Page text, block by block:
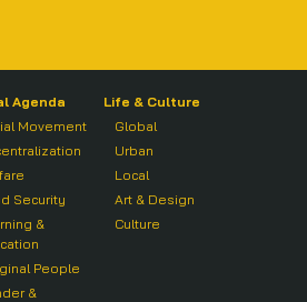
Agenda
Movement
Security
&
People
&
Life & Culture
Global
Urban
Local
Art & Design
Culture